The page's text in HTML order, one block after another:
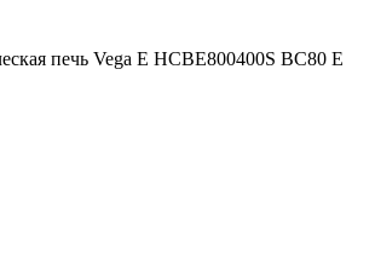
печь Vega E HCBE800400S BC80 Е